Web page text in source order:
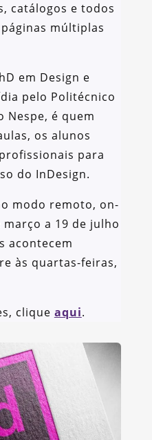
catálogos e todos
múltiplas
em Design e
pelo Politécnico
Nespe, é quem
os alunos
para
do InDesign.
modo remoto, on-
a 19 de julho
acontecem
às quartas-feiras,
clique aqui.